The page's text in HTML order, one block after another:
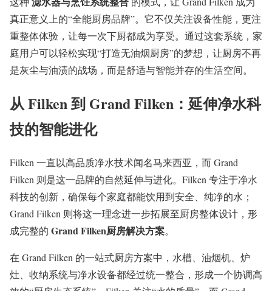
真正意义上的“全能厨房品牌”。它不仅关注设备性能，更注
重整体体验，让每一次下厨都成为享受。通过这套系统，家
庭用户可以轻松实现“打造无油烟厨房”的梦想，让厨房不再
是灰尘与油渍的战场，而是舒适与智能并存的生活空间。
从 Filken 到 Grand Filken：延伸净水科
技的智能进化
Filken 一直以高品质净水技术闻名马来西亚，而 Grand
Filken 则是这一品牌的自然延伸与进化。Filken 专注于净水
科技的创新，确保每个家庭都能饮用到安全、纯净的水；
Grand Filken 则将这一理念进一步拓展至厨房整体设计，形
成完整的 Grand Filken厨房解决方案。
在 Grand Filken 的一站式厨房方案中，水槽、油烟机、炉
灶、收纳系统与净水设备都经过统一整合，形成一个协调高